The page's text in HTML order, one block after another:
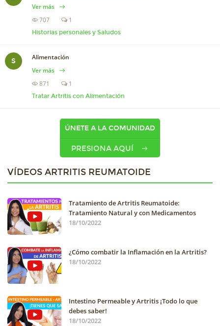
Ver más
707
1
Historias personales y Saludos
S
Alimentación
Ver más
871
1
Tratar Artritis con Alimentación
ÚNETE A LA COMUNIDAD
PRESIONA AQUÍ
VÍDEOS ARTRITIS REUMATOIDE
Tratamiento de Artritis Reumatoide:
Tratamiento Natural y con Medicamentos
18/10/2022
¿Cómo combatir la Inflamación en la Artritis?
18/10/2022
Intestino Permeable y Artritis ¡Todo lo que
debes saber!
18/10/2022